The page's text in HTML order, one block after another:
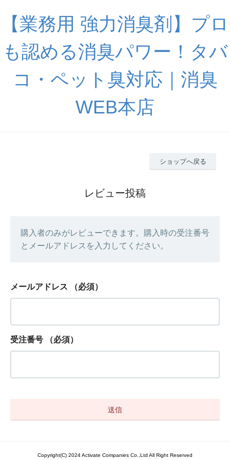
【業務用 強力消臭剤】プロ
も認める消臭パワー！タバ
コ・ペット臭対応｜消臭
WEB本店
ショップへ戻る
レビュー投稿
購入者のみがレビューできます。購入時の受注番号
とメールアドレスを入力してください。
メールアドレス （必須）
受注番号 （必須）
Copyright(C) 2024 Activate Companies Co.,Ltd All Right Reserved